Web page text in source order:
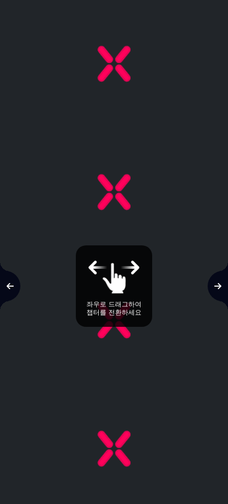
좌우로 드래그하여
챕터를 전환하세요